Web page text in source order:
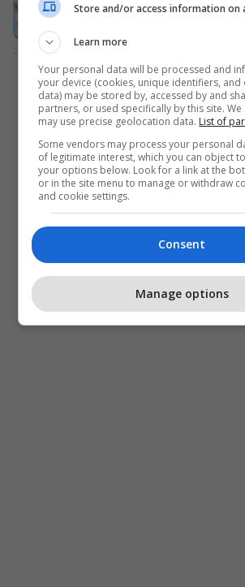
Forsberg më i miri
1
Store and/or access information on
Learn more
Your personal data will be processed and
your device (cookies, unique identifiers, and
data) may be stored by, accessed by and
partners, or used specifically by this site.
may use precise geolocation data. List of
Some vendors may process your personal
of legitimate interest, which you can object
your options below. Look for a link at the
or in the site menu to manage or withdraw
and cookie settings.
Consent
Manage options